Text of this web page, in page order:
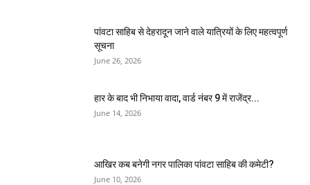
पांवटा साहिब से देहरादून जाने वाले यात्रियों के लिए महत्वपूर्ण
सूचना
June 26, 2026
हार के बाद भी निभाया वादा, वार्ड नंबर 9 में राजेंद्र...
June 14, 2026
आखिर कब बनेगी नगर पालिका पांवटा साहिब की कमेटी?
June 10, 2026